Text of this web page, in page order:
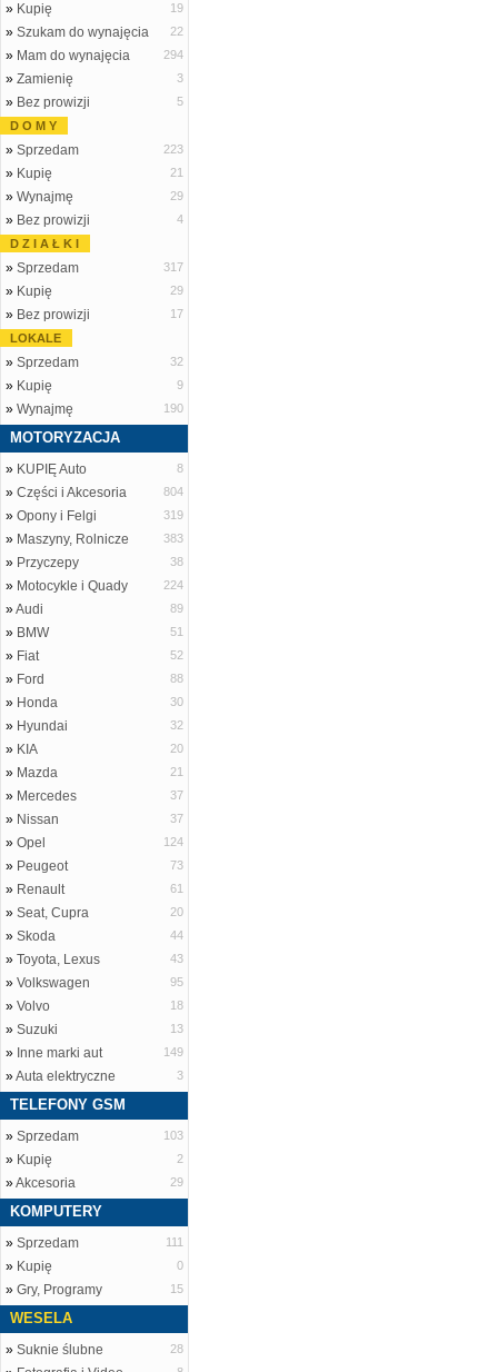
» Kupię 19
» Szukam do wynajęcia 22
» Mam do wynajęcia 294
» Zamienię 3
» Bez prowizji
5
D O M Y
» Sprzedam 223
» Kupię 21
» Wynajmę 29
» Bez prowizji
4
D Z I A Ł K I
» Sprzedam 317
» Kupię 29
» Bez prowizji
17
LOKALE
» Sprzedam 32
» Kupię 9
» Wynajmę 190
MOTORYZACJA
» KUPIĘ Auto 8
» Części i Akcesoria 804
» Opony i Felgi 319
» Maszyny, Rolnicze 383
» Przyczepy 38
» Motocykle i Quady 224
»Audi 89
» BMW 51
» Fiat 52
» Ford 88
» Honda 30
» Hyundai 32
» KIA 20
» Mazda 21
» Mercedes 37
» Nissan 37
» Opel 124
» Peugeot 73
» Renault 61
» Seat, Cupra 20
» Skoda 44
» Toyota, Lexus 43
» Volkswagen 95
» Volvo 18
» Suzuki 13
» Inne marki aut 149
»Auta elektryczne 3
TELEFONY GSM
» Sprzedam 103
» Kupię 2
»Akcesoria 29
KOMPUTERY
» Sprzedam 111
» Kupię 0
» Gry, Programy 15
WESELA
» Suknie ślubne 28